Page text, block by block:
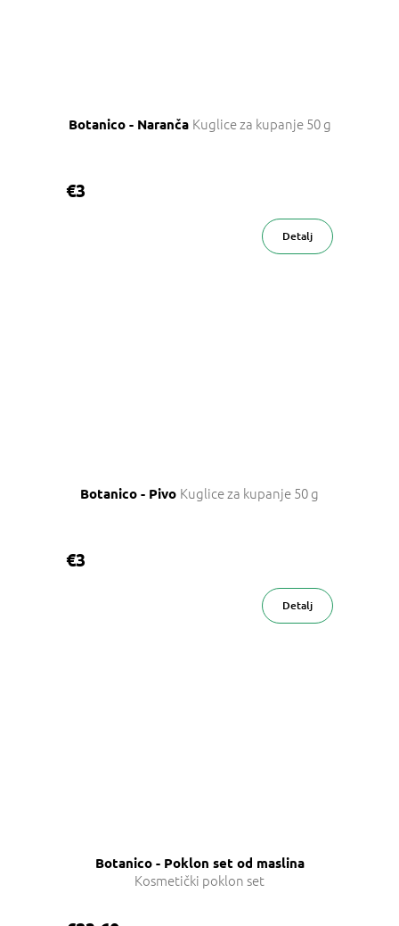
Botanico - Naranča Kuglice za kupanje 50 g
€3
Detalj
Botanico - Pivo Kuglice za kupanje 50 g
€3
Detalj
Botanico - Poklon set od maslina
Kosmetički poklon set